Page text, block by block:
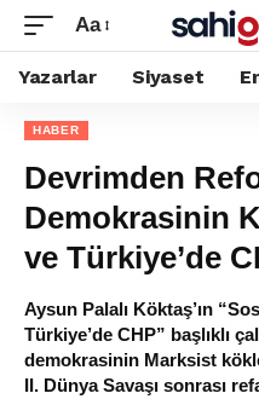
Aa
Yazarlar Siyaset
HABER
Devrimden
Demokrasinin
ve Türkiye’de
Aysun Palalı Köktaş’ın
Türkiye’de CHP” başlıklı
demokrasinin Marksist
II. Dünya Savaşı sonrası